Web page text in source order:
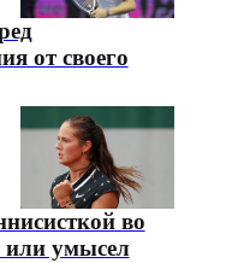
от своего
во
или умысел